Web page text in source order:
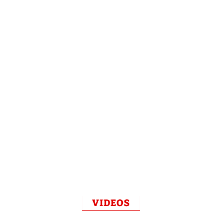
VIDEOS